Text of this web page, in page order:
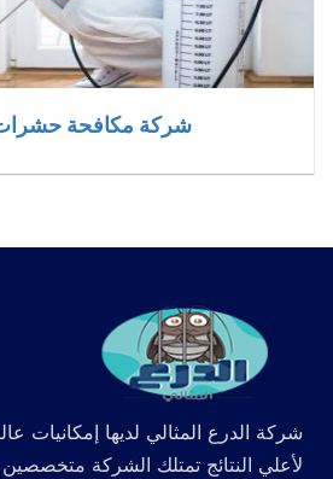
شركة مكافحة حشرات
شركة الدرع المثالي لديها إمكانيات
لأعلي النتائج تمتلك الشركة